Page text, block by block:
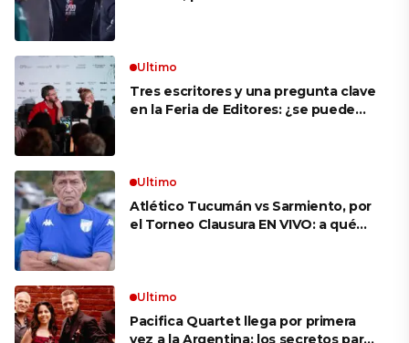
Ultimo
Tres escritores y una pregunta clave
en la Feria de Editores: ¿se puede
Ultimo
Atlético Tucumán vs Sarmiento, por
el Torneo Clausura EN VIVO: a qué
Ultimo
Pacifica Quartet llega por primera
vez a la Argentina: los secretos para